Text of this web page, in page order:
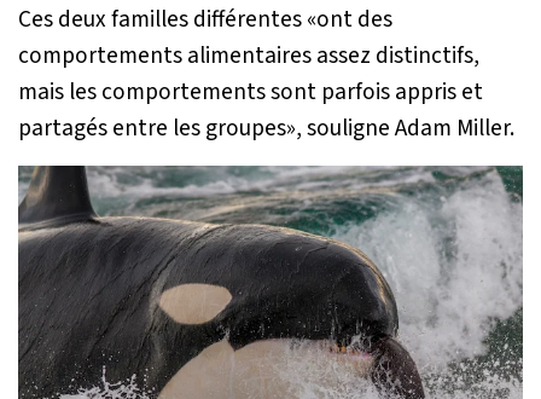
Ces deux familles différentes «ont des
comportements alimentaires assez distinctifs,
mais les comportements sont parfois appris et
partagés entre les groupes», souligne Adam Miller.